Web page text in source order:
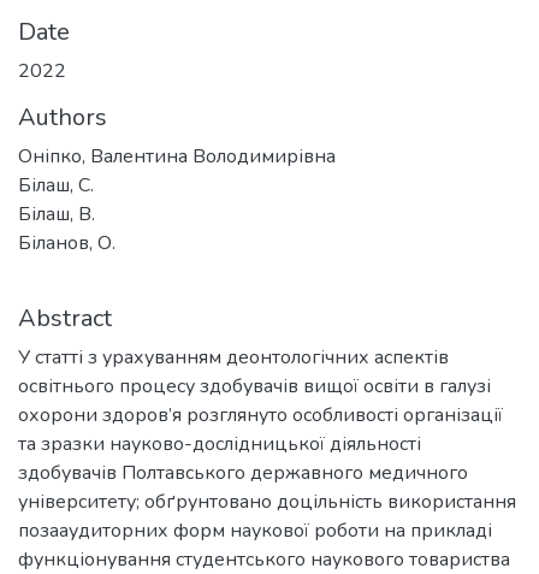
Date
2022
Authors
Оніпко, Валентина Володимирівна
Білаш, С.
Білаш, В.
Біланов, О.
Abstract
У статті з урахуванням деонтологічних аспектів
освітнього процесу здобувачів вищої освіти в галузі
охорони здоров’я розглянуто особливості організації
та зразки науково-дослідницької діяльності
здобувачів Полтавського державного медичного
університету; обґрунтовано доцільність використання
позааудиторних форм наукової роботи на прикладі
функціонування студентського наукового товариства